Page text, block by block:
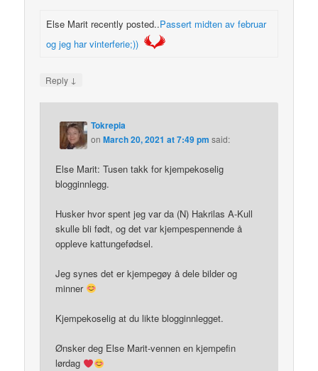
Else Marit recently posted..Passert midten av februar
og jeg har vinterferie;))
Reply ↓
Tokrepia
onMarch 20, 2021 at 7:49 pm said:
Else Marit: Tusen takk for kjempekoselig
blogginnlegg.
Husker hvor spent jeg var da (N) Hakrilas A-Kull
skulle bli født, og det var kjempespennende å
oppleve kattungefødsel.
Jeg synes det er kjempegøy å dele bilder og
minner
Kjempekoselig at du likte blogginnlegget.
Ønsker deg Else Marit-vennen en kjempefin
lørdag